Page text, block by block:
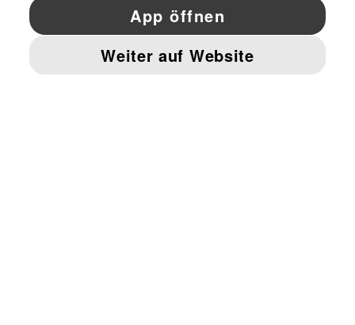
YouTube Pinterest
IMPRESSUM UND RECHTLICHE HINWEISE